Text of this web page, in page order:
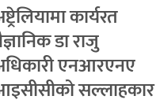
कार्यरत
डा राजु
एनआरएनए
सल्लाहकार